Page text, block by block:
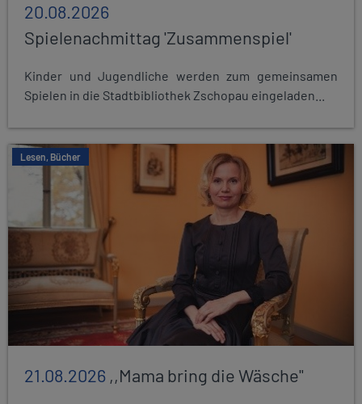
20.08.2026
Spielenachmittag 'Zusammenspiel'
Kinder und Jugendliche werden zum gemeinsamen
Spielen in die Stadtbibliothek Zschopau eingeladen...
Lesen, Bücher
21.08.2026 ,,Mama bring die Wäsche"